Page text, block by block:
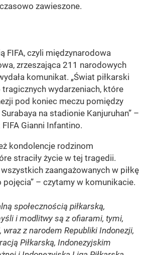
zawieszone.
FIFA, czyli międzynarodowa
zrzeszająca 211 narodowych
komunikat. „Świat piłkarski
wydarzeniach, które
pod koniec meczu pomiędzy
na stadionie Kanjuruhan” –
Gianni Infantino.
kondolencje rodzinom
straciły życie w tej tragedii.
zaangażowanych w piłkę
pojęcia” – czytamy w komunikacie.
społecznością piłkarską,
i modlitwy są z ofiarami, tymi,
z narodem Republiki Indonezji,
Piłkarską, Indonezyjskim